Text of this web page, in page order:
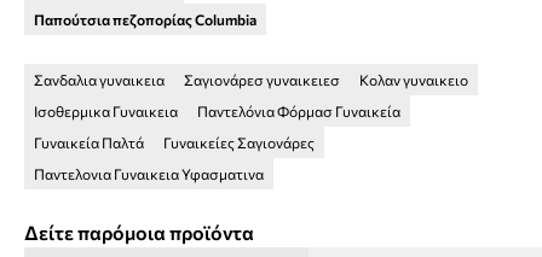
Παπούτσια πεζοπορίας Columbia
Σανδαλια γυναικεια Σαγιονάρεσ γυναικειεσ
Κολαν γυναικειο
Ισοθερμικα Γυναικεια
Παντελόνια Φόρμασ Γυναικεία
Γυναικεία Παλτά
Γυναικείες Σαγιονάρες
Παντελονια Γυναικεια Υφασματινα
Δείτε παρόμοια προϊόντα